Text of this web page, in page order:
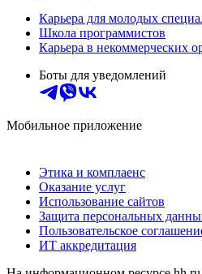
Карьера для молодых
Школа программистов
Карьера в некоммерческих
Боты для уведомлений
Мобильное приложение
Этика и комплаенс
Оказание услуг
Использование сайтов
Защита персональных
Пользовательское
ИТ аккредитация